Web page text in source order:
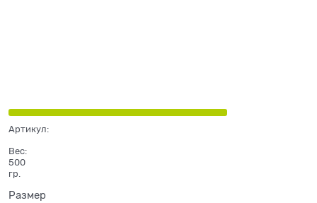
Артикул:
Вес:
500
гр.
Размер